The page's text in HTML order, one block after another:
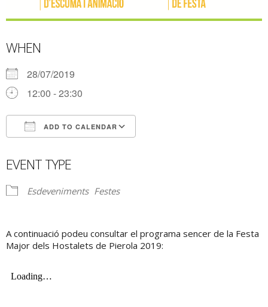
WHEN
28/07/2019
12:00 - 23:30
ADD TO CALENDAR
EVENT TYPE
Esdeveniments Festes
A continuació podeu consultar el programa sencer de la Festa
Major dels Hostalets de Pierola 2019: